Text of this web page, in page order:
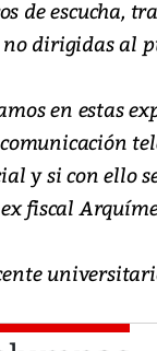
de escucha,
no dirigidas al
en estas
y si con ello
fiscal